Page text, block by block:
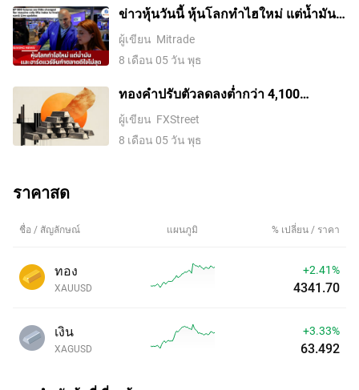
เฟดที่ลดลง
ข่าวหุ้นวันนี้ หุ้นโลกทำไฮใหม่ แต่น้ำมัน-
ฮาร์ดแวร์จีนทำตลาดดีใจไม่สุด
ผู้เขียน Mitrade
8 เดือน 05 วัน พุธ
ทองคำปรับตัวลดลงต่ำกว่า 4,100
ดอลลาร์ ขณะที่ตลาดจับตาการเจรจา
ระหว่างสหรัฐฯ กับอิหร่าน
ผู้เขียน FXStreet
8 เดือน 05 วัน พุธ
ราคาสด
ชื่อ / สัญลักษณ์ แผนภูมิ % เปลี่ยน / ราคา
ทอง
XAUUSD
+2.41%
4341.70
เงิน
XAGUSD
+3.33%
63.492